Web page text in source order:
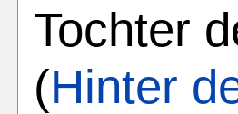
Tochter
(Hinter